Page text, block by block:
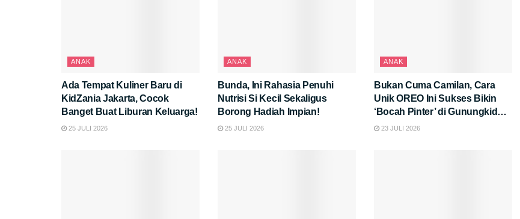
ANAK
Ada Tempat Kuliner Baru di
KidZania Jakarta, Cocok
Banget Buat Liburan Keluarga!
25 JULI 2026
ANAK
Bunda, Ini Rahasia Penuhi
Nutrisi Si Kecil Sekaligus
Borong Hadiah Impian!
25 JULI 2026
ANAK
Bukan Cuma Camilan, Cara
Unik OREO Ini Sukses Bikin
‘Bocah Pinter’ di Gunungkidul
Makin Semangat Belajar!
23 JULI 2026